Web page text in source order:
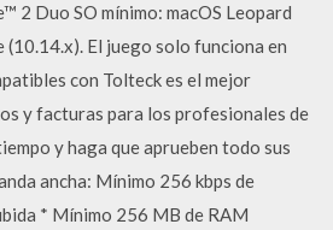
2 Duo SO mínimo: macOS Leopard
(10.14.x). El juego solo funciona en
con Tolteck es el mejor
y facturas para los profesionales de
y haga que aprueben todo sus
ancha: Mínimo 256 kbps de
* Mínimo 256 MB de RAM